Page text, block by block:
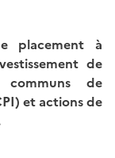
placement à
de
de
et actions de